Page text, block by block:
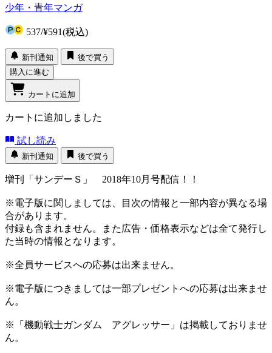
少年・青年マンガ
537/¥591(税込)
新刊通知
後で買う
購入に進む
カートに追加
カートに追加しました
試し読み
新刊通知 後で買う
増刊「サンデーＳ」 2018年10月号配信！！
※電子版に関しましては、目次の情報と一部内容が異なる場
合があります。
付録も含まれません。また広告・価格表示などは全て発行し
た当時の情報となります。
※全員サービスへの応募は出来ません。
※電子版につきましては一部プレゼントへの応募は出来ませ
ん。
※「機動戦士ガンダム アグレッサー」は掲載しておりませ
ん。